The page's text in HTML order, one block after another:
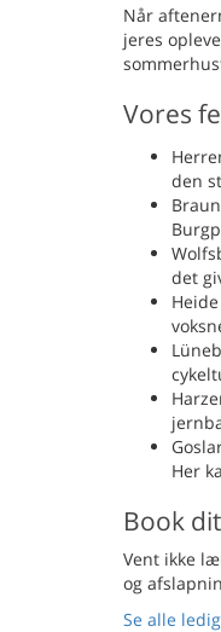
Når
jeres
Vores
den
det
Her
Book
Vent ikke
og
Se alle